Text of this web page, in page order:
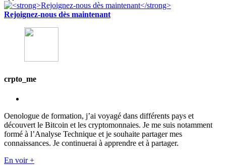
Rejoignez-nous dès maintenant
crpto_me
Oenologue de formation, j’ai voyagé dans différents pays et
découvert le Bitcoin et les cryptomonnaies. Je me suis notamment
formé à l’Analyse Technique et je souhaite partager mes
connaissances. Je continuerai à apprendre et à partager.
En voir +